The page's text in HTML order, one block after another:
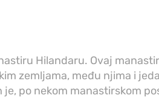
Hilandaru. Ovaj
zemljama, među njima i
po nekom manastirskom